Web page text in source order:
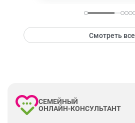
Смотреть все
СЕМЕЙНЫЙ
ОНЛАЙН-КОНСУЛЬТАНТ